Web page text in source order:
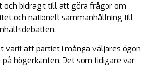
och bidragit till att göra frågor om
och nationell sammanhållning till
varit att partiet i många väljares ögon
högerkanten. Det som tidigare var